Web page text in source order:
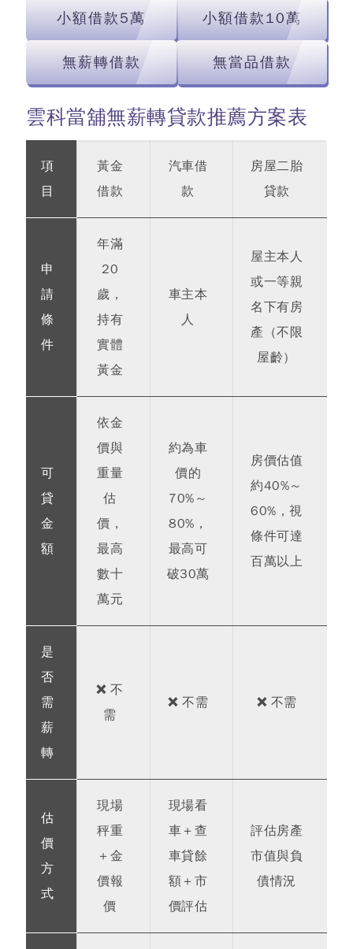
小額借款5萬 小額借款10萬
無薪轉借款 無當品借款
雲科當舖無薪轉貸款推薦方案表
項
目
黃金
借款
汽車借
款
房屋二胎
貸款
申
請
條
件
年滿
20
歲，
持有
實體
黃金
車主本
人
屋主本人
或一等親
名下有房
產（不限
屋齡）
可
貸
金
額
依金
價與
重量
估
價，
最高
數十
萬元
約為車
價的
70%～
80%，
最高可
破30萬
房價估值
約40%～
60%，視
條件可達
百萬以上
是
否
需
薪
轉
❌ 不
需
❌ 不需 ❌ 不需
估
價
方
式
現場
秤重
＋金
價報
價
現場看
車＋查
車貸餘
額＋市
價評估
評估房產
市值與負
債情況